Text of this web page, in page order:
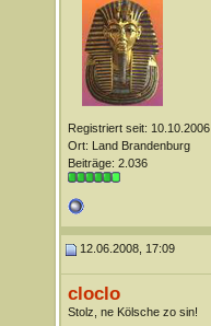
Registriert seit: 10.10.2006
Ort: Land Brandenburg
Beiträge: 2.036
12.06.2008, 17:09
cloclo
Stolz, ne Kölsche zo sin!